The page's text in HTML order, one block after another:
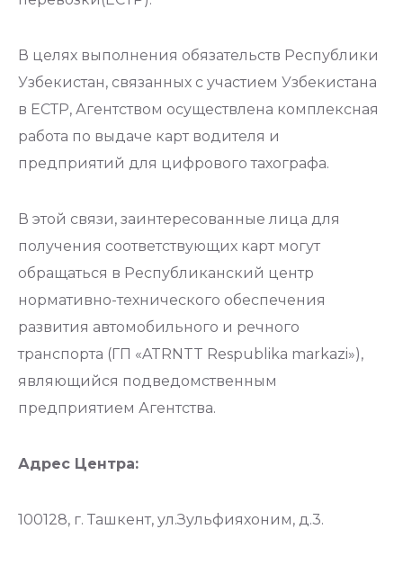
В целях выполнения обязательств Республики
Узбекистан, связанных с участием Узбекистана
в ЕСТР, Агентством осуществлена комплексная
работа по выдаче карт водителя и
предприятий для цифрового тахографа.
В этой связи, заинтересованные лица для
получения соответствующих карт могут
обращаться в Республиканский центр
нормативно-технического обеспечения
развития автомобильного и речного
транспорта (ГП «ATRNTT Respublika markazi»),
являющийся подведомственным
предприятием Агентства.
Адрес Центра:
100128, г. Ташкент, ул.Зульфияхоним, д.3.